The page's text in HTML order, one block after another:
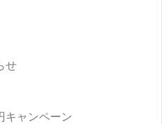
せ
ャンペーン